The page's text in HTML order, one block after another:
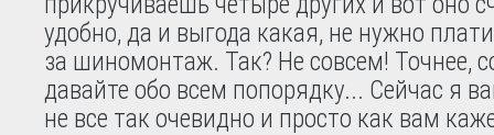
удобно, да и выгода какая, не нужно
за шиномонтаж. Так? Не совсем! Точнее,
давайте обо всем попорядку... Сейчас я
не все так очевидно и просто как вам